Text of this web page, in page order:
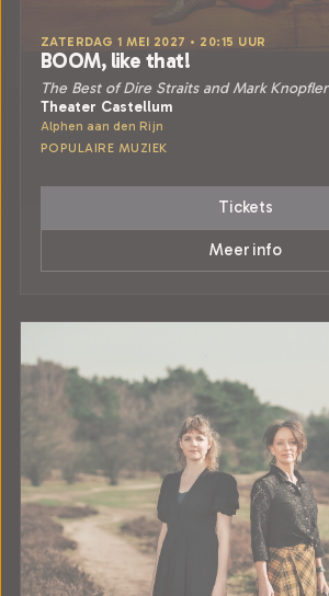
ZATERDAG 1 MEI 2027 • 20:15 UUR
BOOM, like that!
The Best of Dire Straits and Mark Knopfler
Theater Castellum
Alphen aan den Rijn
POPULAIRE MUZIEK
Tickets
Meer info